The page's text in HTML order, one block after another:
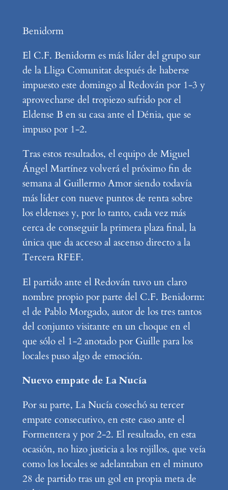
Benidorm
El C.F. Benidorm es más líder del grupo sur
de la Lliga Comunitat después de haberse
impuesto este domingo al Redován por 1-3 y
aprovecharse del tropiezo sufrido por el
Eldense B en su casa ante el Dénia, que se
impuso por 1-2.
Tras estos resultados, el equipo de Miguel
Ángel Martínez volverá el próximo fin de
semana al Guillermo Amor siendo todavía
más líder con nueve puntos de renta sobre
los eldenses y, por lo tanto, cada vez más
cerca de conseguir la primera plaza final, la
única que da acceso al ascenso directo a la
Tercera RFEF.
El partido ante el Redován tuvo un claro
nombre propio por parte del C.F. Benidorm:
el de Pablo Morgado, autor de los tres tantos
del conjunto visitante en un choque en el
que sólo el 1-2 anotado por Guille para los
locales puso algo de emoción.
Nuevo empate de La Nucía
Por su parte, La Nucía cosechó su tercer
empate consecutivo, en este caso ante el
Formentera y por 2-2. El resultado, en esta
ocasión, no hizo justicia a los rojillos, que veía
como los locales se adelantaban en el minuto
28 de partido tras un gol en propia meta de